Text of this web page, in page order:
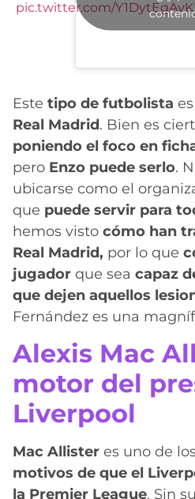
pic.twitter.com/Y1DytEgAvK
Este tipo de futbolista
Real Madrid. Bien es
poniendo el foco en
pero Enzo puede serlo.
ubicarse como el
que puede servir para
hemos visto cómo han
Real Madrid, por lo que
jugador que sea capaz
que dejen aquellos
Fernández es una
Alexis Mac
motor del
Liverpool
Mac Allister es uno de
motivos de que el
la Premier League. Sin su